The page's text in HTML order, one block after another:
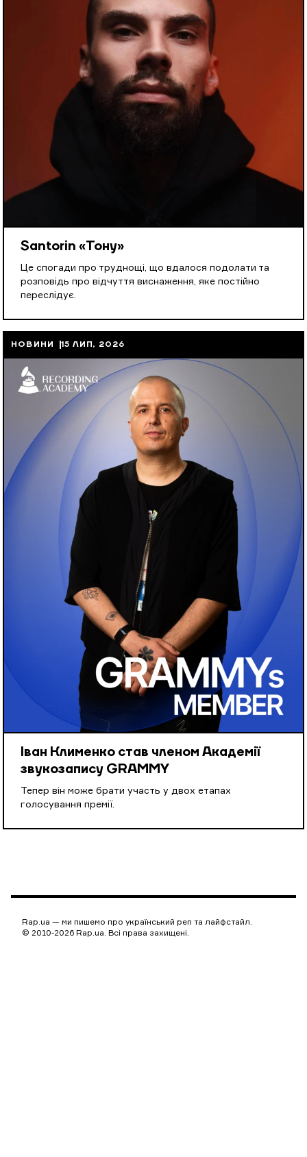
Santorin «Тону»
Це спогади про труднощі, що вдалося подолати та
розповідь про відчуття виснаження, яке постійно
переслідує.
НОВИНИ 15 ЛИП, 2026
Іван Клименко став членом Академії
звукозапису GRAMMY
Тепер він може брати участь у двох етапах
голосування премії.
Rap.ua — ми пишемо про український реп та лайфстайл.
© 2010-2026 Rap.ua. Всі права захищені.